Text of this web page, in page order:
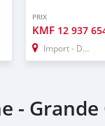
PRIX
KMF 12 937
Import - Dubai
- Grande